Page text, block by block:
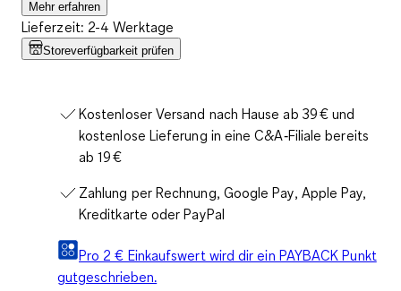
Mehr erfahren
Lieferzeit: 2-4 Werktage
Storeverfügbarkeit prüfen
Kostenloser Versand nach Hause ab 39 € und
kostenlose Lieferung in eine C&A‑Filiale bereits
ab 19 €
Zahlung per Rechnung, Google Pay, Apple Pay,
Kreditkarte oder PayPal
Pro 2 € Einkaufswert wird dir ein PAYBACK Punkt
gutgeschrieben.